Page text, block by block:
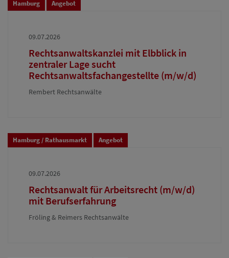
Hamburg Angebot
09.07.2026
Rechtsanwaltskanzlei mit Elbblick in
zentraler Lage sucht
Rechtsanwaltsfachangestellte (m/w/d)
Rembert Rechtsanwälte
Hamburg / Rathausmarkt Angebot
09.07.2026
Rechtsanwalt für Arbeitsrecht (m/w/d)
mit Berufserfahrung
Fröling & Reimers Rechtsanwälte